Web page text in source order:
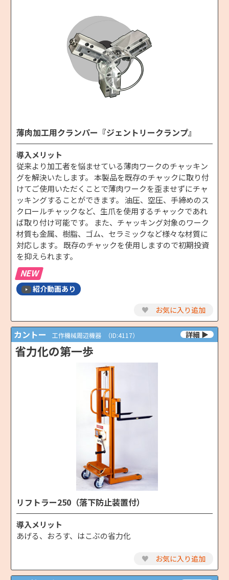
薄肉加工用クランパー『ジェントリークランプ』
導入メリット
従来より加工者を悩ませている薄肉ワークのチャッキン
グを解決いたします。 本製品を既存のチャックに取り付
けてご使用いただくことで薄肉ワークを歪ませずにチャ
ッキングすることができます。 油圧、空圧、手締めのス
クロールチャックなど、生爪を使用するチャックであれ
ば取り付け可能です。 また、チャッキング対象のワーク
材質も金属、樹脂、ゴム、セラミックなど様々な材質に
対応します。 既存のチャックを使用しますので初期投資
を抑えられます。
NEW
紹介動画あり
♥ お気に入り追加
カントー 工作機械周辺機器 （ID:4117）
省力化の第一歩
リフトラー250（落下防止装置付）
導入メリット
あげる、おろす、はこぶの省力化
♥ お気に入り追加